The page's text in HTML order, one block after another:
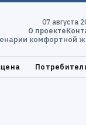
07 августа
О проекте
комфортной